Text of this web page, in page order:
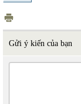
Gửi ý kiến của bạn